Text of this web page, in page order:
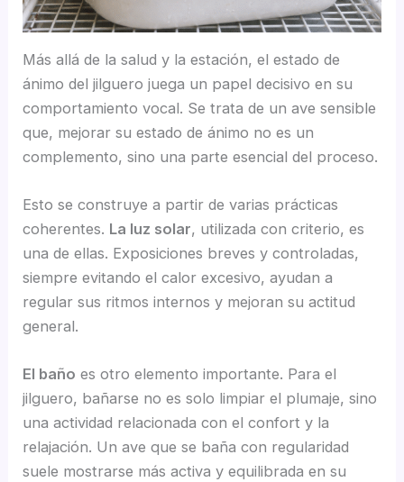
Más allá de la salud y la estación, el estado de
ánimo del jilguero juega un papel decisivo en su
comportamiento vocal. Se trata de un ave sensible
que, mejorar su estado de ánimo no es un
complemento, sino una parte esencial del proceso.
Esto se construye a partir de varias prácticas
coherentes. La luz solar, utilizada con criterio, es
una de ellas. Exposiciones breves y controladas,
siempre evitando el calor excesivo, ayudan a
regular sus ritmos internos y mejoran su actitud
general.
El baño es otro elemento importante. Para el
jilguero, bañarse no es solo limpiar el plumaje, sino
una actividad relacionada con el confort y la
relajación. Un ave que se baña con regularidad
suele mostrarse más activa y equilibrada en su